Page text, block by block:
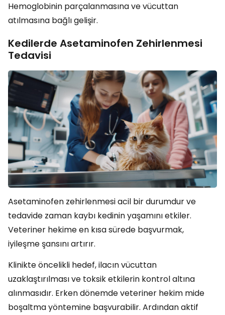
Hemoglobinin parçalanmasına ve vücuttan
atılmasına bağlı gelişir.
Kedilerde Asetaminofen Zehirlenmesi
Tedavisi
Asetaminofen zehirlenmesi acil bir durumdur ve
tedavide zaman kaybı kedinin yaşamını etkiler.
Veteriner hekime en kısa sürede başvurmak,
iyileşme şansını artırır.
Klinikte öncelikli hedef, ilacın vücuttan
uzaklaştırılması ve toksik etkilerin kontrol altına
alınmasıdır. Erken dönemde veteriner hekim mide
boşaltma yöntemine başvurabilir. Ardından aktif